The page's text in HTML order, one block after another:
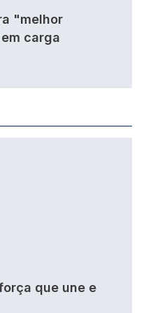
"melhor
carga
que une e